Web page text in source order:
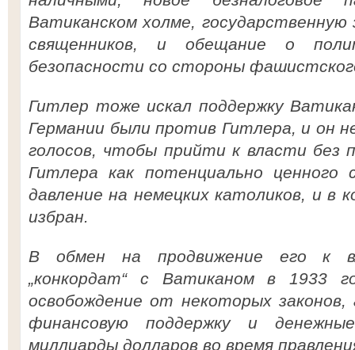
Ватиканском холме, государственную
священников, и обещание о
безопасности со стороны
Гитлер тоже искал поддержку
Германии были против Гитлера, и он
голосов, чтобы прийти к власти без
Гитлера как потенциально ценного
давление на немецких католиков, и в
избран.
В обмен на продвижение его к
„конкордат“ с Ватиканом в 1933
освобождение от некоторых
финансовую поддержку и
миллиарды долларов во время